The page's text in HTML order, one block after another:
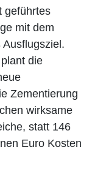
geführtes
mit dem
die
Zementierung
wirksame
statt 146
Euro Kosten